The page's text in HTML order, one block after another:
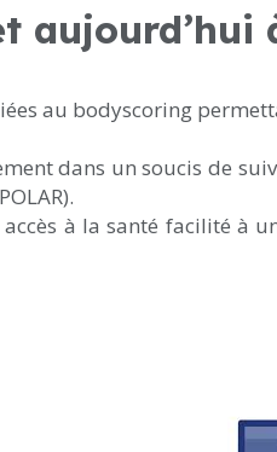
aujourd’hui
au bodyscoring
dans un soucis de
à la santé facilité à